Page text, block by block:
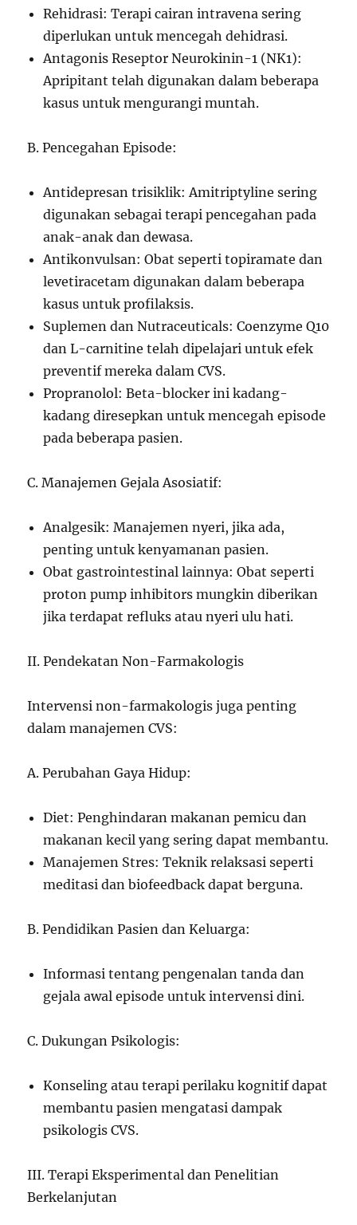
Rehidrasi: Terapi cairan intravena sering
diperlukan untuk mencegah dehidrasi.
Antagonis Reseptor Neurokinin-1 (NK1):
Apripitant telah digunakan dalam beberapa
kasus untuk mengurangi muntah.
B. Pencegahan Episode:
Antidepresan trisiklik: Amitriptyline sering
digunakan sebagai terapi pencegahan pada
anak-anak dan dewasa.
Antikonvulsan: Obat seperti topiramate dan
levetiracetam digunakan dalam beberapa
kasus untuk profilaksis.
Suplemen dan Nutraceuticals: Coenzyme Q10
dan L-carnitine telah dipelajari untuk efek
preventif mereka dalam CVS.
Propranolol: Beta-blocker ini kadang-
kadang diresepkan untuk mencegah episode
pada beberapa pasien.
C. Manajemen Gejala Asosiatif:
Analgesik: Manajemen nyeri, jika ada,
penting untuk kenyamanan pasien.
Obat gastrointestinal lainnya: Obat seperti
proton pump inhibitors mungkin diberikan
jika terdapat refluks atau nyeri ulu hati.
II. Pendekatan Non-Farmakologis
Intervensi non-farmakologis juga penting
dalam manajemen CVS:
A. Perubahan Gaya Hidup:
Diet: Penghindaran makanan pemicu dan
makanan kecil yang sering dapat membantu.
Manajemen Stres: Teknik relaksasi seperti
meditasi dan biofeedback dapat berguna.
B. Pendidikan Pasien dan Keluarga:
Informasi tentang pengenalan tanda dan
gejala awal episode untuk intervensi dini.
C. Dukungan Psikologis:
Konseling atau terapi perilaku kognitif dapat
membantu pasien mengatasi dampak
psikologis CVS.
III. Terapi Eksperimental dan Penelitian
Berkelanjutan